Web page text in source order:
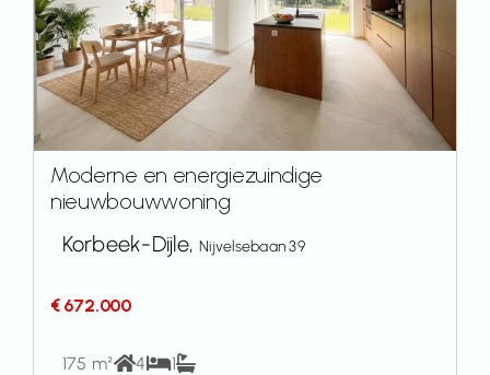
Moderne en energiezuindige
nieuwbouwwoning
Korbeek-Dijle,Nijvelsebaan 39
€ 672.000
175 m² 4 1